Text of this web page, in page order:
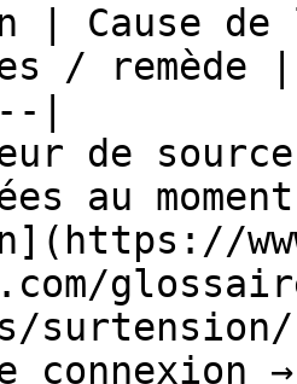
| Cause
/ remède |
|
de
au